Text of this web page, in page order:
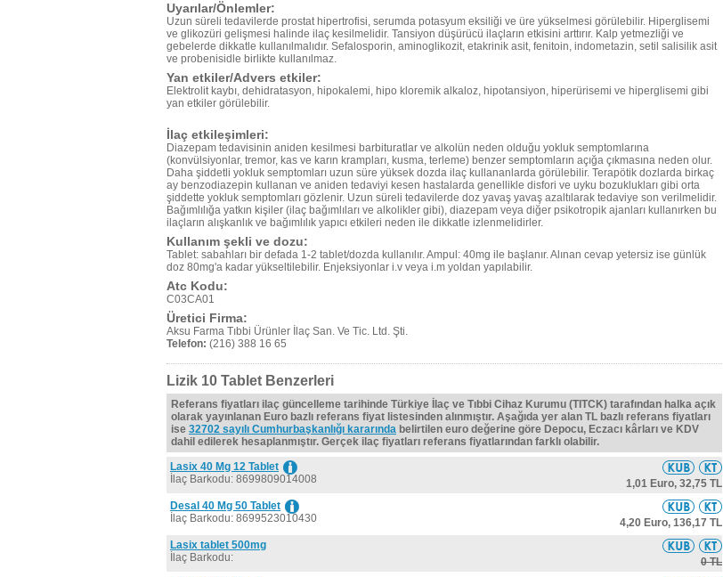
Uyarılar/Önlemler:
Uzun süreli tedavilerde prostat hipertrofisi, serumda potasyum eksiliği ve üre yükselmesi görülebilir. Hiperglisemi
ve glikozüri gelişmesi halinde ilaç kesilmelidir. Tansiyon düşürücü ilaçların etkisini arttırır. Kalp yetmezliği ve
gebelerde dikkatle kullanılmalıdır. Sefalosporin, aminoglikozit, etakrinik asit, fenitoin, indometazin, setil salisilik asit
ve probenisidle birlikte kullanılmaz.
Yan etkiler/Advers etkiler:
Elektrolit kaybı, dehidratasyon, hipokalemi, hipo kloremik alkaloz, hipotansiyon, hiperürisemi ve hiperglisemi gibi
yan etkiler görülebilir.
İlaç etkileşimleri:
Diazepam tedavisinin aniden kesilmesi barbituratlar ve alkolün neden olduğu yokluk semptomlarına
(konvülsiyonlar, tremor, kas ve karın krampları, kusma, terleme) benzer semptomların açığa çıkmasına neden olur.
Daha şiddetli yokluk semptomları uzun süre yüksek dozda ilaç kullananlarda görülebilir. Terapötik dozlarda birkaç
ay benzodiazepin kullanan ve aniden tedaviyi kesen hastalarda genellikle disfori ve uyku bozuklukları gibi orta
şiddette yokluk semptomları gözlenir. Uzun süreli tedavilerde doz yavaş yavaş azaltılarak tedaviye son verilmelidir.
Bağımlılığa yatkın kişiler (ilaç bağımlıları ve alkolikler gibi), diazepam veya diğer psikotropik ajanları kullanırken bu
ilaçların alışkanlık ve bağımlılık yapıcı etkileri neden ile dikkatle izlenmelidirler.
Kullanım şekli ve dozu:
Tablet: sabahları bir defada 1-2 tablet/dozda kullanılır. Ampul: 40mg ile başlanır. Alınan cevap yetersiz ise günlük
doz 80mg'a kadar yükseltilebilir. Enjeksiyonlar i.v veya i.m yoldan yapılabilir.
Atc Kodu:
C03CA01
Üretici Firma:
Aksu Farma Tıbbi Ürünler İlaç San. Ve Tic. Ltd. Şti.
Telefon: (216) 388 16 65
Lizik 10 Tablet Benzerleri
Referans fiyatları ilaç güncelleme tarihinde Türkiye İlaç ve Tıbbi Cihaz Kurumu (TITCK) tarafından halka açık
olarak yayınlanan Euro bazlı referans fiyat listesinden alınmıştır. Aşağıda yer alan TL bazlı referans fiyatları
ise 32702 sayılı Cumhurbaşkanlığı kararında belirtilen euro değerine göre Depocu, Eczacı kârları ve KDV
dahil edilerek hesaplanmıştır. Gerçek ilaç fiyatları referans fiyatlarından farklı olabilir.
Lasix 40 Mg 12 Tablet
İlaç Barkodu: 8699809014008
1,01 Euro, 32,75 TL
Desal 40 Mg 50 Tablet
İlaç Barkodu: 8699523010430
4,20 Euro, 136,17 TL
Lasix tablet 500mg
İlaç Barkodu:
0 TL